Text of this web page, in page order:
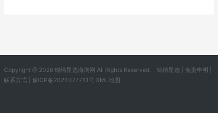
Copyright @ 2026 锦绣星选海淘网 All Rights Reserved. 锦绣星选 免责申明
联系方式
豫ICP备2024077781号 XML地图